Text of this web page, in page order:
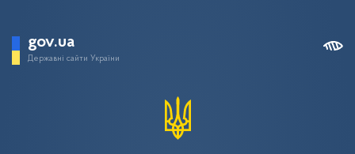
gov.ua
Державні сайти України